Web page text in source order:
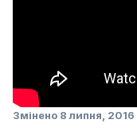
Змінено 8 липня, 2016